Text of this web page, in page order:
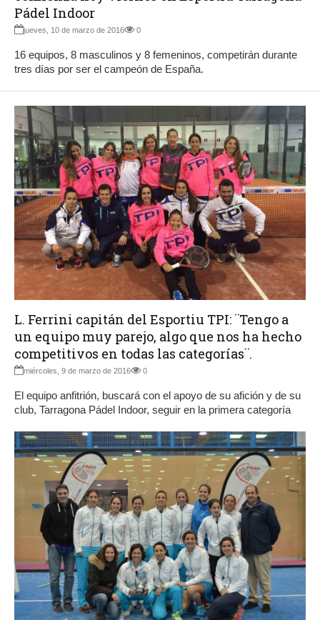
Pádel Indoor
jueves, 10 de marzo de 2016 0
16 equipos, 8 masculinos y 8 femeninos, competirán durante
tres días por ser el campeón de España.
L. Ferrini capitán del Esportiu TPI: ¨Tengo a
un equipo muy parejo, algo que nos ha hecho
competitivos en todas las categorías¨.
miércoles, 9 de marzo de 2016 0
El equipo anfitrión, buscará con el apoyo de su afición y de su
club, Tarragona Pádel Indoor, seguir en la primera categoría